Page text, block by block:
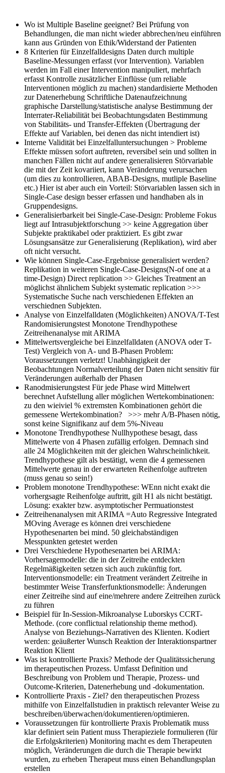
Wo ist Multiple Baseline geeignet? Bei Prüfung von
Behandlungen, die man nicht wieder abbrechen/neu einführen
kann aus Gründen von Ethik/Widerstand der Patienten
8 Kriterien für Einzelfalldesigns Daten durch multiple
Baseline-Messungen erfasst (vor Intervention). Variablen
werden im Fall einer Intervention manipuliert, mehrfach
erfasst Kontrolle zusätzlicher Einflüsse (um reliable
Interventionen möglich zu machen) standardisierte Methoden
zur Datenerhebung Schriftliche Datenaufzeichnung
graphische Darstellung/statistische analyse Bestimmung der
Interrater-Reliabilität bei Beobachtungsdaten Bestimmung
von Stabilitäts- und Transfer-Effekten (Übertragung der
Effekte auf Variablen, bei denen das nicht intendiert ist)
Interne Validität bei Einzelfalluntersuchungen > Probleme
Effekte müssen sofort auftreten, reversibel sein und sollten in
manchen Fällen nicht auf andere generalisieren Störvariable
die mit der Zeit kovariiert, kann Veränderung verursachen
(um dies zu kontrollieren, ABAB-Designs, mutliple Baseline
etc.) Hier ist aber auch ein Vorteil: Störvariablen lassen sich in
Single-Case design besser erfassen und handhaben als in
Gruppendesigns.
Generalisierbarkeit bei Single-Case-Design: Probleme Fokus
liegt auf Intrasubjektforschung >> keine Aggregation über
Subjekte praktikabel oder praktiziert. Es gibt zwar
Lösungsansätze zur Generalisierung (Replikation), wird aber
oft nicht versucht.
Wie können Single-Case-Ergebnisse generalisiert werden?
Replikation in weiteren Single-Case-Designs(N-of one at a
time-Design) Direct replication >> Gleiches Treatment an
möglichst ähnlichem Subjekt systematic replication >>>
Systematische Suche nach verschiedenen Effekten an
verschiednen Subjekten.
Analyse von Einzelfalldaten (Möglichkeiten) ANOVA/T-Test
Randomisierungstest Monotone Trendhypothese
Zeitreihenanalyse mit ARIMA
Mittelwertsvergleiche bei Einzelfalldaten (ANOVA oder T-
Test) Vergleich von A- und B-Phasen Problem:
Voraussetzungen verletzt! Unabhängigkeit der
Beobachtungen Normalverteilung der Daten nicht sensitiv für
Veränderungen außerhalb der Phasen
Ranodmisierungstest Für jede Phase wird Mittelwert
berechnet Aufstellung aller möglichen Wertekombinationen:
zu den wieiviel % extremsten Kombinationen gehört die
gemessene Wertekombination? >>> mehr A/B-Phasen nötig,
sonst keine Signifikanz auf dem 5%-Niveau
Monotone Trendhypothese Nullhypothese besagt, dass
Mittelwerte von 4 Phasen zufällig erfolgen. Demnach sind
alle 24 Möglichkeiten mit der gleichen Wahrscheinlichkeit.
Trendhypothese gilt als bestätigt, wenn die 4 gemessenen
Mittelwerte genau in der erwarteten Reihenfolge auftreten
(muss genau so sein!)
Problem monotone Trendhypothese: WEnn nicht exakt die
vorhergsagte Reihenfolge auftritt, gilt H1 als nicht bestätigt.
Lösung: exakter bzw. asymptotischer Permuationstest
Zeitreihenanalysen mit ARIMA =Auto Regressive Integrated
MOving Average es können drei verschiedene
Hypothesenarten bei mind. 50 gleichabständigen
Messpunkten getestet werden
Drei Verschiedene Hypothesenarten bei ARIMA:
Vorhersagemodelle: die in der Zeitreihe entdeckten
Regelmäßigkeiten setzen sich auch zukünftig fort.
Interventionsmodelle: ein Treatment verändert Zeitreihe in
bestimmter Weise Transferfunktionsmodelle: Änderungen
einer Zeitreihe sind auf eine/mehrere andere Zeitreihen zurück
zu führen
Beispiel für In-Session-Mikroanalyse Luborskys CCRT-
Methode. (core conflictual relationship theme method).
Analyse von Beziehungs-Narrativen des Klienten. Kodiert
werden: geäußerter Wunsch Reaktion der Interaktionspartner
Reaktion Klient
Was ist kontrollierte Praxis? Methode der Qualitätssicherung
im therapeutischen Prozess. Umfasst Definition und
Beschreibung von Problem und Therapie, Prozess- und
Outcome-Kriterien, Datenerhebung und -dokumentation.
Kontrollierte Praxis - Ziel? den therapeutischen Prozess
mithilfe von Einzelfallstudien in praktisch relevanter Weise zu
beschreiben/überwachen/dokumentieren/optimieren.
Voraussetzungen für kontrollierte Praxis Problematik muss
klar definiert sein Patient muss Therapieziele formulieren (für
die Erfolgskriterien) Monitoring macht es dem Therapeuten
möglich, Veränderungen die durch die Therapie bewirkt
wurden, zu erheben Therapeut muss einen Behandlungsplan
erstellen